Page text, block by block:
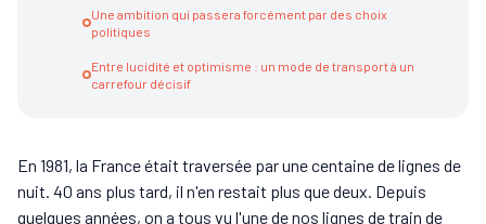
Une ambition qui passera forcément par des choix
politiques
Entre lucidité et optimisme : un mode de transport à un
carrefour décisif
En 1981, la France était traversée par une centaine de lignes de
nuit. 40 ans plus tard, il n'en restait plus que deux. Depuis
quelques années, on a tous vu l'une de nos lignes de train de